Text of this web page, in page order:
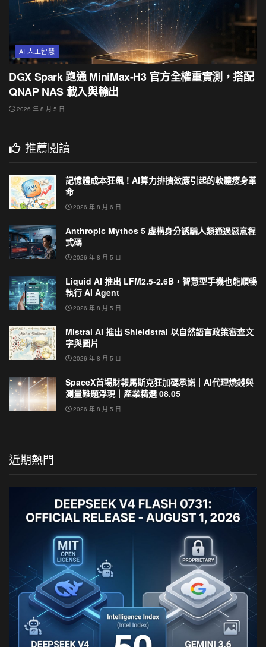
AI 人工智慧
DGX Spark 跑通 MiniMax-H3 官方全權重實測，搭配
QNAP NAS 載入與輸出
2026 年 8 月 5 日
推薦閱讀
記憶體成本狂飆！AI算力排擠效應引起的軟體瘦身革
命
2026 年 8 月 6 日
Anthropic Mythos 5 虛構身分誘騙人類通過惡意程
式碼
2026 年 8 月 5 日
Liquid AI 推出 LFM2.5-2.6B，智慧型手機也能順暢
執行 AI Agent
2026 年 8 月 5 日
Mistral AI 推出 Shieldstral 以自然語言政策審查文
字與圖片
2026 年 8 月 5 日
SpaceX首場財報馬斯克狂加碼承諾｜AI代理燒錢與
測量難題浮現｜產業精選 08.05
2026 年 8 月 5 日
近期熱門